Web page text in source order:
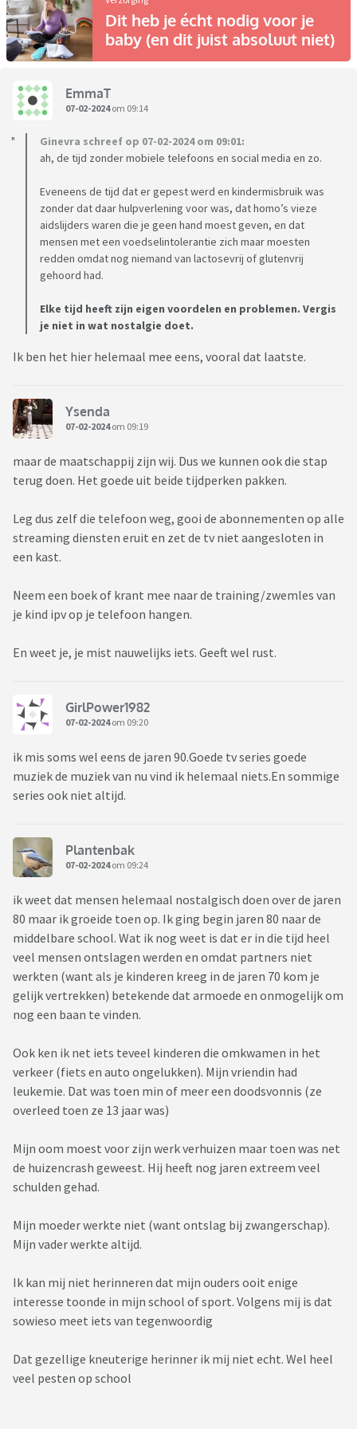
Dit heb je écht nodig voor je
baby (en dit juist absoluut niet)
EmmaT
07-02-2024om 09:14
Ginevra schreef op 07-02-2024 om 09:01:
ah, de tijd zonder mobiele telefoons en social media en zo.
Eveneens de tijd dat er gepest werd en kindermisbruik was
zonder dat daar hulpverlening voor was, dat homo’s vieze
aidslijders waren die je geen hand moest geven, en dat
mensen met een voedselintolerantie zich maar moesten
redden omdat nog niemand van lactosevrij of glutenvrij
gehoord had.
Elke tijd heeft zijn eigen voordelen en problemen. Vergis
je niet in wat nostalgie doet.
Ik ben het hier helemaal mee eens, vooral dat laatste.
Ysenda
07-02-2024om 09:19
maar de maatschappij zijn wij. Dus we kunnen ook die stap
terug doen. Het goede uit beide tijdperken pakken.
Leg dus zelf die telefoon weg, gooi de abonnementen op alle
streaming diensten eruit en zet de tv niet aangesloten in
een kast.
Neem een boek of krant mee naar de training/zwemles van
je kind ipv op je telefoon hangen.
En weet je, je mist nauwelijks iets. Geeft wel rust.
GirlPower1982
07-02-2024om 09:20
ik mis soms wel eens de jaren 90.Goede tv series goede
muziek de muziek van nu vind ik helemaal niets.En sommige
series ook niet altijd.
Plantenbak
07-02-2024om 09:24
ik weet dat mensen helemaal nostalgisch doen over de jaren
80 maar ik groeide toen op. Ik ging begin jaren 80 naar de
middelbare school. Wat ik nog weet is dat er in die tijd heel
veel mensen ontslagen werden en omdat partners niet
werkten (want als je kinderen kreeg in de jaren 70 kom je
gelijk vertrekken) betekende dat armoede en onmogelijk om
nog een baan te vinden.
Ook ken ik net iets teveel kinderen die omkwamen in het
verkeer (fiets en auto ongelukken). Mijn vriendin had
leukemie. Dat was toen min of meer een doodsvonnis (ze
overleed toen ze 13 jaar was)
Mijn oom moest voor zijn werk verhuizen maar toen was net
de huizencrash geweest. Hij heeft nog jaren extreem veel
schulden gehad.
Mijn moeder werkte niet (want ontslag bij zwangerschap).
Mijn vader werkte altijd.
Ik kan mij niet herinneren dat mijn ouders ooit enige
interesse toonde in mijn school of sport. Volgens mij is dat
sowieso meet iets van tegenwoordig
Dat gezellige kneuterige herinner ik mij niet echt. Wel heel
veel pesten op school